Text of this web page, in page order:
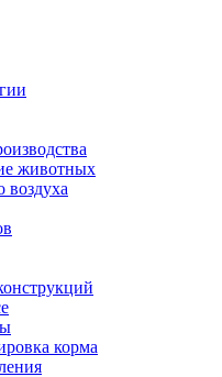
животных
воздуха
корма